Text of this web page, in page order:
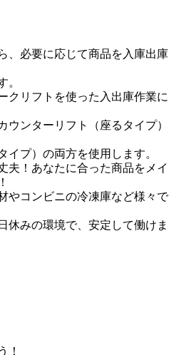
、必要に応じて商品を入庫出庫
。
クリフトを使った入出庫作業に
ウンターリフト（座るタイプ）
イプ）の両方を使用します。
夫！あなたに合った商品をメイ
やコンビニの冷凍庫など様々で
休みの環境で、安定して働けま
！